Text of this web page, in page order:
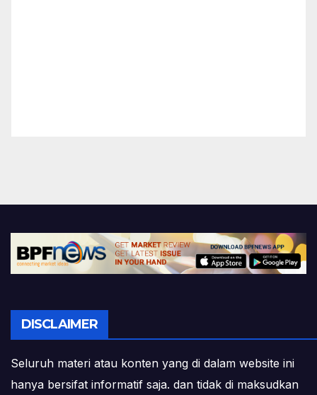
DISCLAIMER
Seluruh materi atau konten yang di dalam website ini
hanya bersifat informatif saja. dan tidak di maksudkan